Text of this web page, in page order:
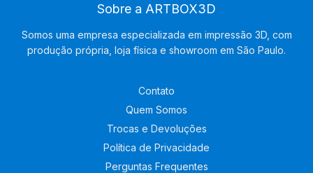
Sobre a ARTBOX3D
Somos uma empresa especializada em impressão 3D, com
produção própria, loja física e showroom em São Paulo.
Contato
Quem Somos
Trocas e Devoluções
Política de Privacidade
Perguntas Frequentes